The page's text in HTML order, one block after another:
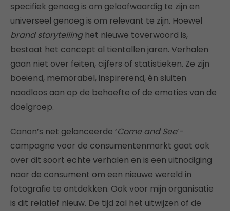
specifiek genoeg is om geloofwaardig te zijn en
universeel genoeg is om relevant te zijn. Hoewel
brand storytellinghet nieuwe toverwoord is,
bestaat het concept al tientallen jaren. Verhalen
gaan niet over feiten, cijfers of statistieken. Ze zijn
boeiend, memorabel, inspirerend, én sluiten
naadloos aan op de behoefte of de emoties van de
doelgroep.
Canon’s net gelanceerde ‘Come and See’-
campagne voor de consumentenmarkt gaat ook
over dit soort echte verhalen en is een uitnodiging
naar de consument om een nieuwe wereld in
fotografie te ontdekken. Ook voor mijn organisatie
is dit relatief nieuw. De tijd zal het uitwijzen of de